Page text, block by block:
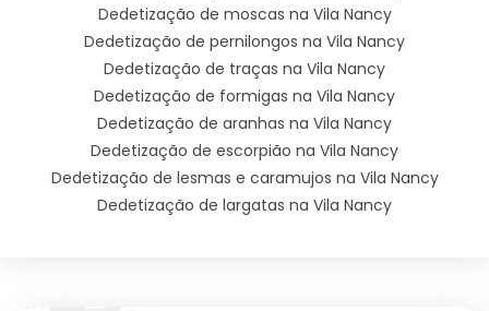
Dedetização de moscas na Vila Nancy
Dedetização de pernilongos na Vila Nancy
Dedetização de traças na Vila Nancy
Dedetização de formigas na Vila Nancy
Dedetização de aranhas na Vila Nancy
Dedetização de escorpião na Vila Nancy
Dedetização de lesmas e caramujos na Vila Nancy
Dedetização de largatas na Vila Nancy